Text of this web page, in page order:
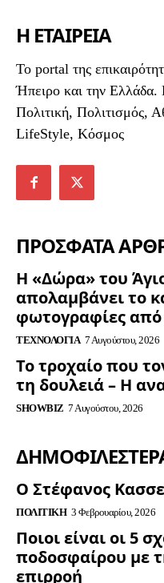
Η ΕΤΑΙΡΕΙΑ
To portal της
Ήπειρο και την Ελλάδα.
Πολιτική, Πολιτισμός,
LifeStyle, Κόσμος
ΠΡΟΣΦΑΤΑ
Η «Δώρα» του
απολαμβάνει το
φωτογραφίες
ΤΕΧΝΟΛΟΓΊΑ 7 Αυγούστου, 2026
Το τροχαίο που
τη δουλειά – Η
SHOWBIZ 7 Αυγούστου, 2026
Ο Στέφανος
ΠΟΛΙΤΙΚΉ 3 Φεβρουαρίου, 2026
Ποιοι είναι οι 5
ποδοσφαίρου με
επιρροή